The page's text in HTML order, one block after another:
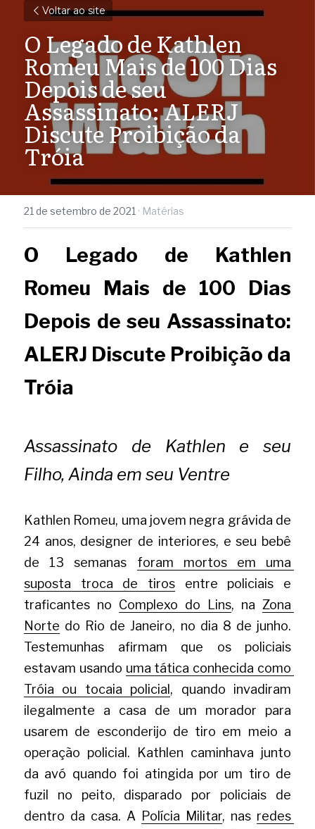
Voltar ao site
O Legado de Kathlen
Romeu Mais de 100 Dias
Depois de seu
Assassinato: ALERJ
Discute Proibição da
Tróia
21 de setembro de 2021 · Matérias
O Legado de Kathlen
Romeu Mais de 100 Dias
Depois de seu Assassinato:
ALERJ Discute Proibição da
Tróia
Assassinato de Kathlen e seu
Filho, Ainda em seu Ventre
Kathlen Romeu, uma jovem negra grávida de
24 anos, designer de interiores, e seu bebê
de 13 semanas
foram mortos em uma
suposta troca de tiros
entre policiais e
traficantes no Complexo do Lins, na Zona
Norte do Rio de Janeiro, no dia 8 de junho.
Testemunhas afirmam que os
policiais
estavam usando uma tática conhecida como
Tróia ou tocaia policial , quando invadiram
ilegalmente a casa de um morador para
usarem de esconderijo de tiro em meio a
operação policial. Kathlen caminhava junto
da avó quando foi atingida por um tiro de
fuzil no peito, disparado por policiais de
dentro da casa. A Polícia Militar, nas redes